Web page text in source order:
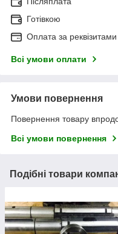
Готівкою
Оплата за реквізитами
Всі умови оплати
Умови повернення
Повернення товару
Всі умови повернення
Подібні товари